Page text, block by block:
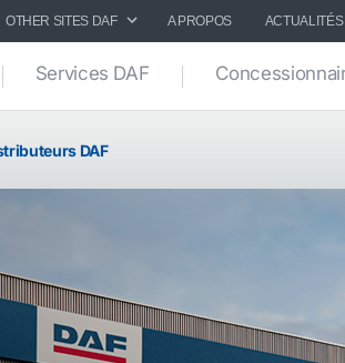
OTHER SITES DAF A PROPOS
Services DAF
DAF